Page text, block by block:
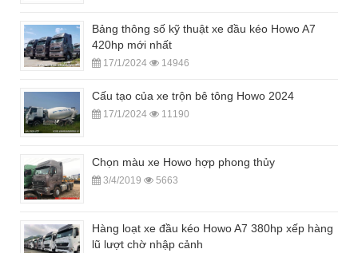
Bảng thông số kỹ thuật xe đầu kéo Howo A7
420hp mới nhất
17/1/2024 14946
Cấu tạo của xe trộn bê tông Howo 2024
17/1/2024 11190
Chọn màu xe Howo hợp phong thủy
3/4/2019 5663
Hàng loạt xe đầu kéo Howo A7 380hp xếp hàng
lũ lượt chờ nhập cảnh